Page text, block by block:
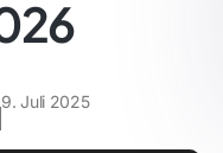
9. Juli 2025